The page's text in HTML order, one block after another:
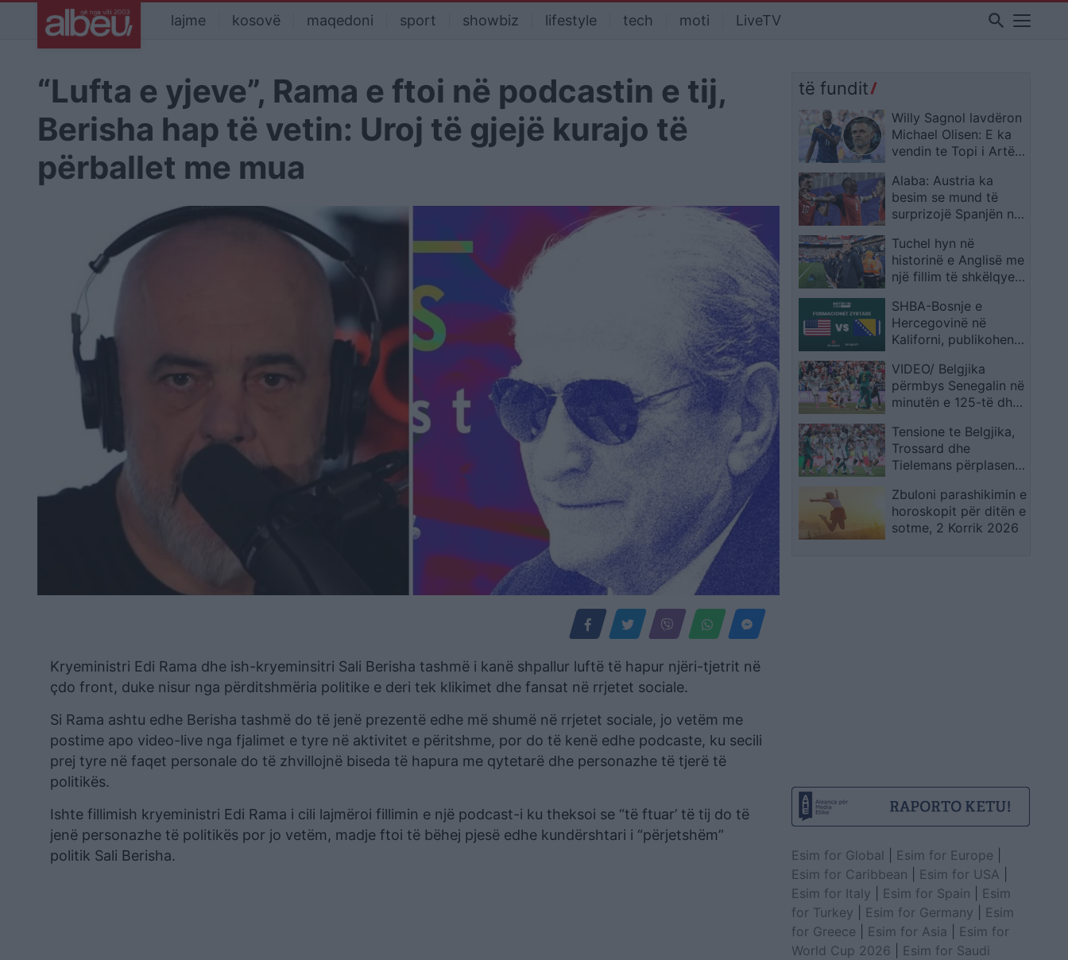
lajme kosovë maqedoni sport showbiz lifestyle tech moti LiveTV search
“Lufta e yjeve”, Rama e ftoi në podcastin e tij,
Berisha hap të vetin: Uroj të gjejë kurajo të
përballet me mua
Kryeministri Edi Rama dhe ish-kryeminsitri Sali Berisha tashmë i kanë shpallur luftë të hapur njëri-tjetrit në
çdo front, duke nisur nga përditshmëria politike e deri tek klikimet dhe fansat në rrjetet sociale.
Si Rama ashtu edhe Berisha tashmë do të jenë prezentë edhe më shumë në rrjetet sociale, jo vetëm me
postime apo video-live nga fjalimet e tyre në aktivitet e përitshme, por do të kenë edhe podcaste, ku secili
prej tyre në faqet personale do të zhvillojnë biseda të hapura me qytetarë dhe personazhe të tjerë të
politikës.
Ishte fillimish kryeministri Edi Rama i cili lajmëroi fillimin e një podcast-i ku theksoi se “të ftuar’ të tij do të
jenë personazhe të politikës por jo vetëm, madje ftoi të bëhej pjesë edhe kundërshtari i “përjetshëm”
politik Sali Berisha.
të fundit
Willy Sagnol lavdëron
Michael Olisen: E ka
vendin te Topi i Artë,
Ronaldon
Alaba: Austria ka
besim se mund të
surprizojë Spanjën në
Tuchel hyn në
historinë e Anglisë me
një fillim të shkëlqyer
SHBA-Bosnje e
Hercegovinë në
Kaliforni, publikohen
VIDEO/ Belgjika
përmbys Senegalin në
minutën e 125-të dhe
1/8 e finales
Tensione te Belgjika,
Trossard dhe
Tielemans përplasen
Zbuloni parashikimin e
horoskopit për ditën e
sotme, 2 Korrik 2026
Esim for Global Esim for Europe
Esim for Caribbean
Esim for USA
Esim for Italy
Esim for Spain
Esim
for Turkey
Esim for Germany
Esim
for Greece
Esim for Asia
Esim for
World Cup 2026
Esim for Saudi